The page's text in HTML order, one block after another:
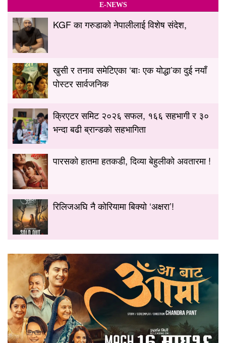
E-NEWS
KGF का गरुडाको नेपालीलाई विशेष संदेश,
खुसी र तनाव समेटिएका ‘बाः एक योद्धा’का दुई नयाँ
पोस्टर सार्वजनिक
क्रिएटर समिट २०२६ सफल, १६६ सहभागी र ३०
भन्दा बढी ब्रान्डको सहभागिता
पारसको हातमा हतकडी, दिव्या बेहुलीको अवतारमा !
रिलिजअघि नै कोरियामा बिक्यो ‘अक्षरा’!